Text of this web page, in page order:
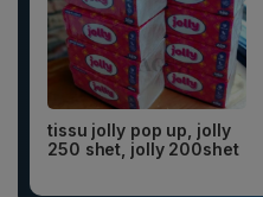
tissu jolly pop up, jolly
250 shet, jolly 200shet